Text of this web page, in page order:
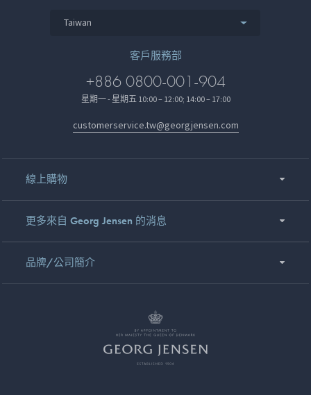
Taiwan
客戶服務部
+886 0800-001-904
星期一 - 星期五 10:00 – 12:00; 14:00 – 17:00
customerservice.tw@georgjensen.com
線上購物
更多來自 Georg Jensen 的消息
品牌/公司簡介